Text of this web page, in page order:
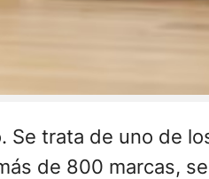
Se trata de uno de
de 800 marcas,